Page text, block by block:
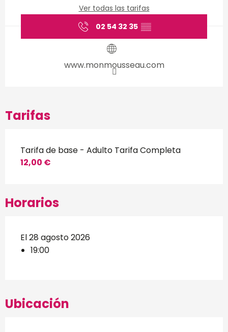
Ver todas las tarifas
02 54 32 35 ▒▒
www.monmousseau.com
Tarifas
Tarifa de base - Adulto Tarifa Completa
12,00 €
Horarios
El 28 agosto 2026
19:00
Ubicación